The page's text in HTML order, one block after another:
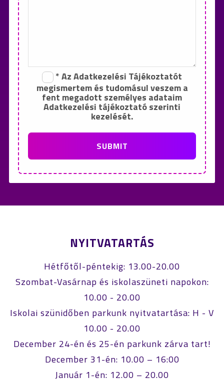
* Az Adatkezelési Tájékoztatót
megismertem és tudomásul veszem a
fent megadott személyes adataim
Adatkezelési tájékoztató szerinti
kezelését.
SUBMIT
NYITVATARTÁS
Hétfőtől-péntekig: 13.00-20.00
Szombat-Vasárnap és iskolaszüneti napokon:
10.00 - 20.00
Iskolai szünidőben parkunk nyitvatartása: H - V
10.00 - 20.00
December 24-én és 25-én parkunk zárva tart!
December 31-én: 10.00 – 16:00
Január 1-én: 12.00 – 20.00